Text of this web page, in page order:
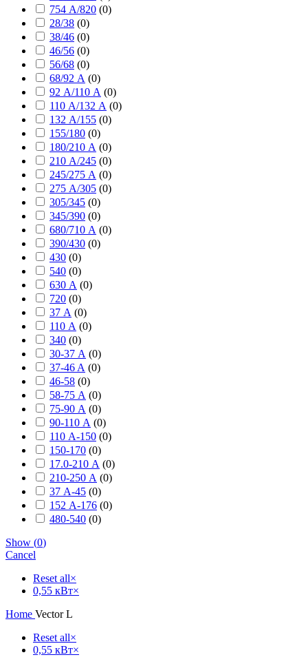
754 А/820 (0)
28/38 (0)
38/46 (0)
46/56 (0)
56/68 (0)
68/92 А (0)
92 А/110 А (0)
110 А/132 А (0)
132 А/155 (0)
155/180 (0)
180/210 А (0)
210 А/245 (0)
245/275 А (0)
275 А/305 (0)
305/345 (0)
345/390 (0)
680/710 А (0)
390/430 (0)
430 (0)
540 (0)
630 А (0)
720 (0)
37 А (0)
110 А (0)
340 (0)
30-37 А (0)
37-46 A (0)
46-58 (0)
58-75 А (0)
75-90 А (0)
90-110 А (0)
110 А-150 (0)
150-170 (0)
17.0-210 А (0)
210-250 А (0)
37 А-45 (0)
152 А-176 (0)
480-540 (0)
Show (0)
Cancel
Reset all×
0,55 кВт×
Home Vector L
Reset all×
0,55 кВт×